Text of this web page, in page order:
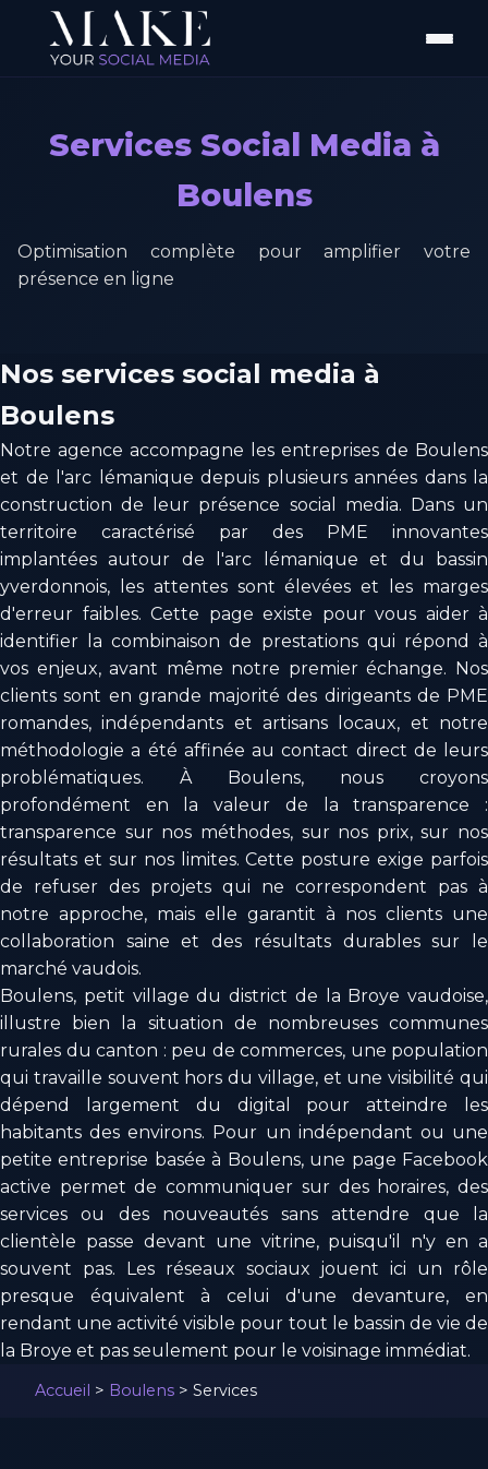
Services Social Media à
Boulens
Optimisation complète pour amplifier votre
présence en ligne
Nos services social media à
Boulens
Notre agence accompagne les entreprises de Boulens
et de l'arc lémanique depuis plusieurs années dans la
construction de leur présence social media. Dans un
territoire caractérisé par des PME innovantes
implantées autour de l'arc lémanique et du bassin
yverdonnois, les attentes sont élevées et les marges
d'erreur faibles. Cette page existe pour vous aider à
identifier la combinaison de prestations qui répond à
vos enjeux, avant même notre premier échange. Nos
clients sont en grande majorité des dirigeants de PME
romandes, indépendants et artisans locaux, et notre
méthodologie a été affinée au contact direct de leurs
problématiques. À Boulens, nous croyons
profondément en la valeur de la transparence :
transparence sur nos méthodes, sur nos prix, sur nos
résultats et sur nos limites. Cette posture exige parfois
de refuser des projets qui ne correspondent pas à
notre approche, mais elle garantit à nos clients une
collaboration saine et des résultats durables sur le
marché vaudois.
Boulens, petit village du district de la Broye vaudoise,
illustre bien la situation de nombreuses communes
rurales du canton : peu de commerces, une population
qui travaille souvent hors du village, et une visibilité qui
dépend largement du digital pour atteindre les
habitants des environs. Pour un indépendant ou une
petite entreprise basée à Boulens, une page Facebook
active permet de communiquer sur des horaires, des
services ou des nouveautés sans attendre que la
clientèle passe devant une vitrine, puisqu'il n'y en a
souvent pas. Les réseaux sociaux jouent ici un rôle
presque équivalent à celui d'une devanture, en
rendant une activité visible pour tout le bassin de vie de
la Broye et pas seulement pour le voisinage immédiat.
Accueil > Boulens > Services